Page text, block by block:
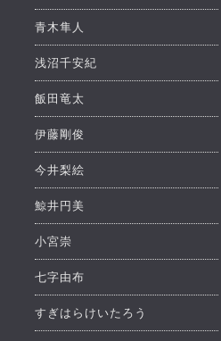
青木隼人
浅沼千安紀
飯田竜太
伊藤剛俊
今井梨絵
鯨井円美
小宮崇
七字由布
すぎはらけいたろう